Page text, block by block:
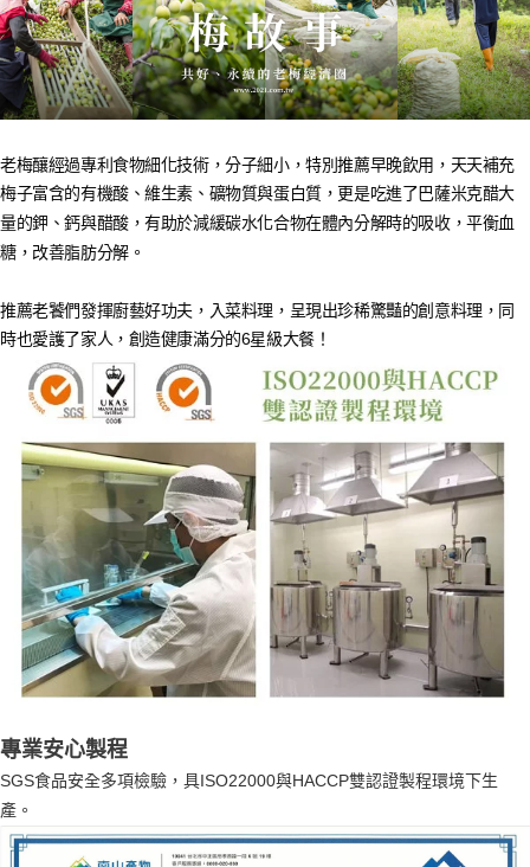
老梅釀經過專利食物細化技術，分子細小，特別推薦早晚飲用，天天補充
梅子富含的有機酸、維生素、礦物質與蛋白質，更是吃進了巴薩米克醋大
量的鉀、鈣與醋酸，有助於減緩碳水化合物在體內分解時的吸收，平衡血
糖，改善脂肪分解。
推薦老饕們發揮廚藝好功夫，入菜料理，呈現出珍稀驚豔的創意料理，同
時也愛護了家人，創造健康滿分的6星級大餐！
專業安心製程
SGS食品安全多項檢驗，具ISO22000與HACCP雙認證製程環境下生
產。